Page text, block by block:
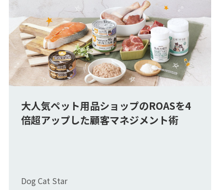
大人気ペット用品ショップのROASを4
倍超アップした顧客マネジメント術
Dog Cat Star